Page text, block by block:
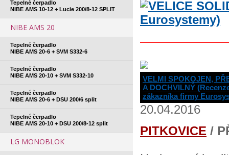
Tepelné čerpadlo
NIBE AMS 10-12 + Lucie 200/8-12 SPLIT
NIBE AMS 20
Tepelné čerpadlo
NIBE AMS 20-6 + SVM S332-6
Tepelné čerpadlo
NIBE AMS 20-10 + SVM S332-10
Tepelné čerpadlo
NIBE AMS 20-6 + DSU 200/6 split
Tepelné čerpadlo
NIBE AMS 20-10 + DSU 200/8-12 split
LG MONOBLOK
VELMI SPOKOJEN,
A DOCHVILNÝ
zákazníka firmy
20.04.2016
PITKOVICE /